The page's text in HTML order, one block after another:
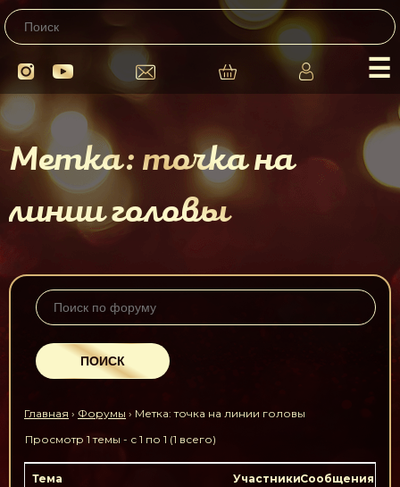
☰
Метка: точка на
линии головы
Главная › Форумы › Метка: точка на линии головы
Просмотр 1 темы - с 1 по 1 (1 всего)
Тема УчастникиСообщения